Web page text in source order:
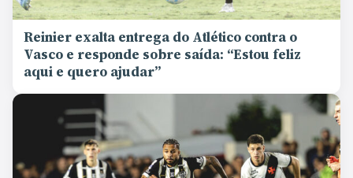
Reinier exalta entrega do Atlético contra o
Vasco e responde sobre saída: “Estou feliz
aqui e quero ajudar”